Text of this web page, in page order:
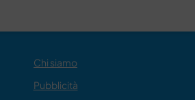
Chi siamo
Pubblicità